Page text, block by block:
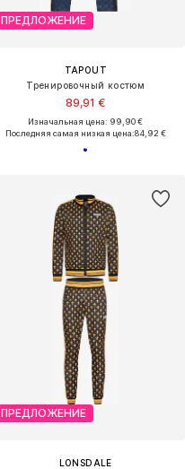
ПРЕДЛОЖЕНИЕ
TAPOUT
Тренировочный костюм
89,91 €
Изначальная цена: 99,90 €
Последняя самая низкая цена:84,92 €
ПРЕДЛОЖЕНИЕ
LONSDALE